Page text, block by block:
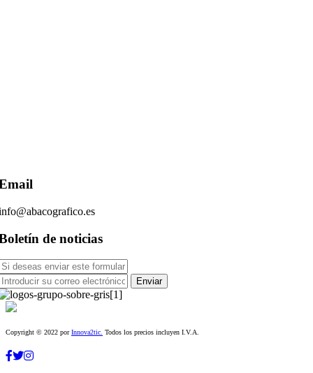
de noticias
Copyright © 2022 porInnova2tic. Todos los precios incluyen I.V.A.